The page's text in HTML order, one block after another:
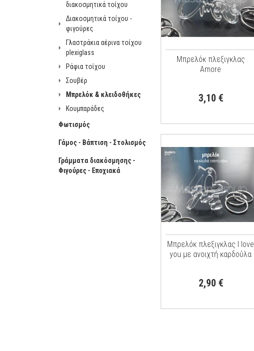
διακοσμητικά τοίχου
Διακοσμητικά τοίχου -
φιγούρες
Γλαστράκια αέρινα τοίχου
plexiglass
Ράφια τοίχου
Σουβέρ
Μπρελόκ & κλειδοθήκες
Κουμπαράδες
Φωτισμός
Γάμος - Βάπτιση - Στολισμός
Γράμματα διακόσμησης -
Φιγούρες - Εποχιακά
Μπρελόκ πλεξιγκλας
Amore
3,10 €
Μπρελόκ πλεξιγκλας I Iove
you με ανοιχτή καρδούλα
2,90 €